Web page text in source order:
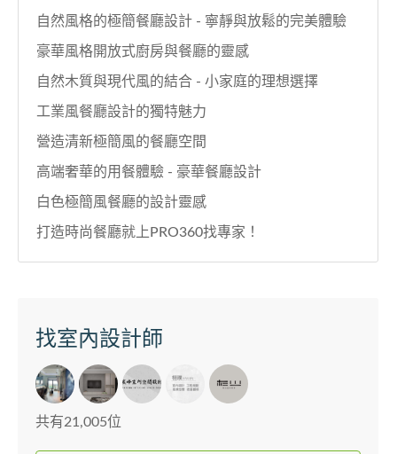
自然風格的極簡餐廳設計 - 寧靜與放鬆的完美體驗
豪華風格開放式廚房與餐廳的靈感
自然木質與現代風的結合 - 小家庭的理想選擇
工業風餐廳設計的獨特魅力
營造清新極簡風的餐廳空間
高端奢華的用餐體驗 - 豪華餐廳設計
白色極簡風餐廳的設計靈感
打造時尚餐廳就上PRO360找專家！
找室內設計師
共有21,005位